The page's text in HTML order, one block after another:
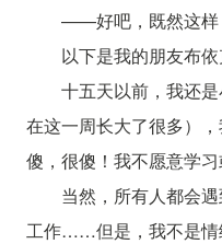
——好吧，既然这样
以下是我的朋友布依
十五天以前，我还
在这一周长大了很多）
傻，很傻！我不愿意学习
当然，所有人都会
工作……但是，我不是情